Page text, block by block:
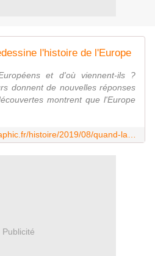
l'histoire de l'Europe
et d'où viennent-ils ?
donnent de nouvelles réponses
montrent que l'Europe
Publicité